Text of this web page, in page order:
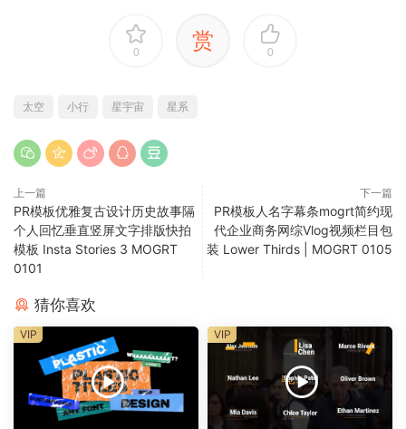
0 赏 0
太空 小行 星宇宙 星系
上一篇
PR模板优雅复古设计历史故事隔
个人回忆垂直竖屏文字排版快拍
模板 Insta Stories 3 MOGRT
0101
下一篇
PR模板人名字幕条mogrt简约现
代企业商务网综Vlog视频栏目包
装 Lower Thirds | MOGRT 0105
猜你喜欢
VIP VIP